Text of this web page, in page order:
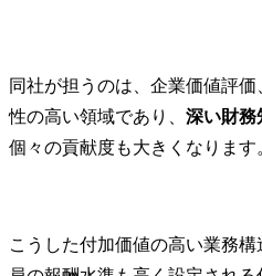
同社が担うのは、企業価値評
性の高い領域であり、 深い財務
個々の貢献度も大きくなります
こうした付加価値の高い業務